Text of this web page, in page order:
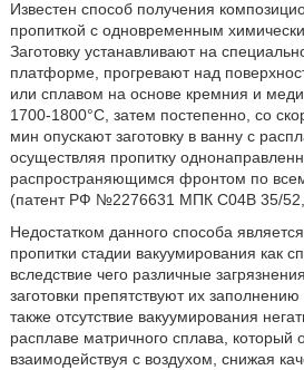
Известен способ получения
пропиткой с одновременным
Заготовку устанавливают на
платформе, прогревают над
или сплавом на основе кремния и
1700-1800°С, затем постепенно, со
мин опускают заготовку в ванну с
осуществляя пропитку
распространяющимся фронтом по
(патент РФ №2276631 МПК С04В 35/52,
Недостатком данного способа
пропитки стадии вакуумирования как
вследствие чего различные
заготовки препятствуют их
также отсутствие вакуумирования
расплаве матричного сплава, который
взаимодействуя с воздухом, снижая